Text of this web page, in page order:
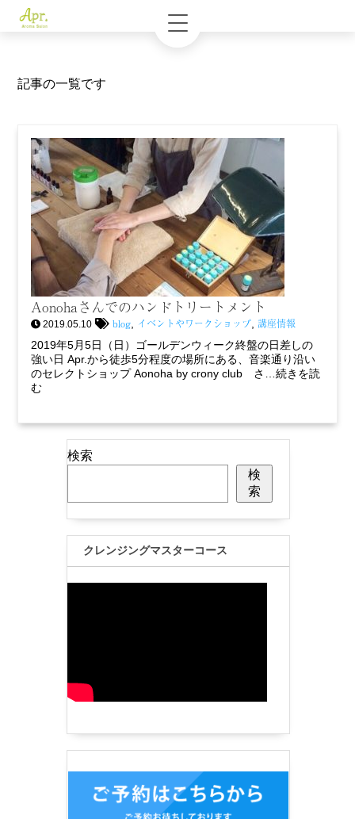
記事の一覧です
Aonohaさんでのハンドトリートメント
2019.05.10 blog イベントやワークショップ 講座情報
2019年5月5日（日）ゴールデンウィーク終盤の日差しの
強い日 Apr.から徒歩5分程度の場所にある、音楽通り沿い
のセレクトショップ Aonoha by crony club さ…続きを読
む
検索
検
索
クレンジングマスターコース